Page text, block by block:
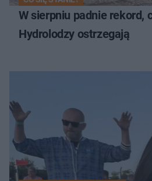
W sierpniu padnie rekord,
Hydrolodzy ostrzegają